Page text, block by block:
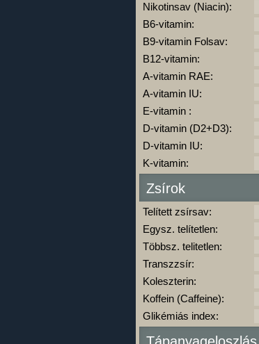
Nikotinsav (Niacin):
B6-vitamin:
B9-vitamin Folsav:
B12-vitamin:
A-vitamin RAE:
A-vitamin IU:
E-vitamin :
D-vitamin (D2+D3):
D-vitamin IU:
K-vitamin:
Zsírok
Telített zsírsav:
Egysz. telítetlen:
Többsz. telitetlen:
Transzzsír:
Koleszterin:
Koffein (Caffeine):
Glikémiás index: